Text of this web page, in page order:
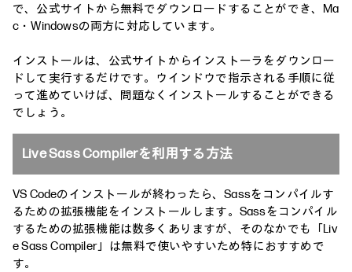
で、公式サイトから無料でダウンロードすることができ、Ma
c・Windowsの両方に対応しています。
インストールは、公式サイトからインストーラをダウンロー
ドして実行するだけです。ウインドウで指示される手順に従
って進めていけば、問題なくインストールすることができる
でしょう。
Live Sass Compilerを利用する方法
VS Codeのインストールが終わったら、Sassをコンパイルす
るための拡張機能をインストールします。Sassをコンパイル
するための拡張機能は数多くありますが、そのなかでも「Liv
e Sass Compiler」は無料で使いやすいため特におすすめで
す。